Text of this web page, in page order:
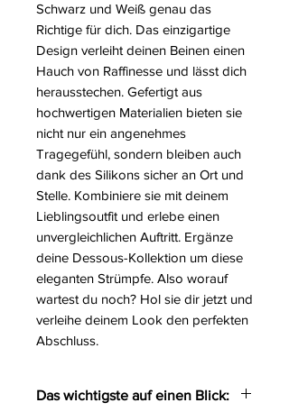
Schwarz und Weiß genau das
Richtige für dich. Das einzigartige
Design verleiht deinen Beinen einen
Hauch von Raffinesse und lässt dich
herausstechen. Gefertigt aus
hochwertigen Materialien bieten sie
nicht nur ein angenehmes
Tragegefühl, sondern bleiben auch
dank des Silikons sicher an Ort und
Stelle. Kombiniere sie mit deinem
Lieblingsoutfit und erlebe einen
unvergleichlichen Auftritt. Ergänze
deine Dessous-Kollektion um diese
eleganten Strümpfe. Also worauf
wartest du noch? Hol sie dir jetzt und
verleihe deinem Look den perfekten
Abschluss.
Das wichtigste auf einen Blick: